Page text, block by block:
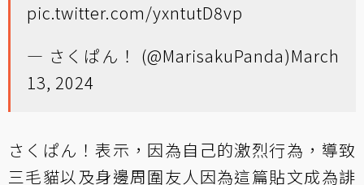
pic.twitter.com/yxntutD8vp
— さくぱん！ (@MarisakuPanda)March
13, 2024
さくぱん！表示，因為自己的激烈行為，導致
三毛貓以及身邊周圍友人因為這篇貼文成為誹